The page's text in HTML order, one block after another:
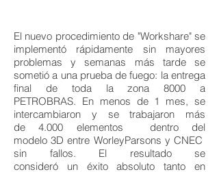
El nuevo procedimiento de "Workshare" se
implementó rápidamente sin mayores
problemas y semanas más tarde se
sometió a una prueba de fuego: la entrega
final de toda la zona 8000 a
PETROBRAS. En menos de 1 mes, se
intercambiaron y se trabajaron más
de 4.000 elementos dentro del
modelo 3D entre WorleyParsons y CNEC
sin fallos. El resultado se
consideró un éxito absoluto tanto en